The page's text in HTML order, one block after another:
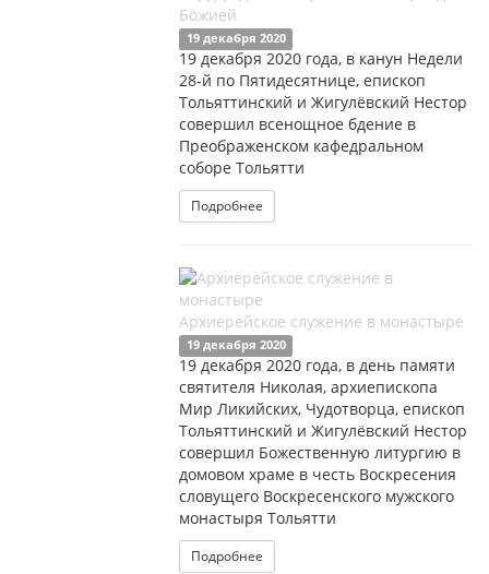
Божией
19 декабря 2020
19 декабря 2020 года, в канун Недели
28-й по Пятидесятнице, епископ
Тольяттинский и Жигулёвский Нестор
совершил всенощное бдение в
Преображенском кафедральном
соборе Тольятти
Подробнее
Архиерейское служение в монастыре
19 декабря 2020
19 декабря 2020 года, в день памяти
святителя Николая, архиепископа
Мир Ликийских, Чудотворца, епископ
Тольяттинский и Жигулёвский Нестор
совершил Божественную литургию в
домовом храме в честь Воскресения
словущего Воскресенского мужского
монастыря Тольятти
Подробнее